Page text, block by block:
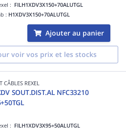
: FILH1XDV3X150+70ALUTGL
: H1XDV3X150+70ALUTGL
Ajouter au panier
voir vos prix et les stocks
CÂBLES REXEL
SOUT.DIST.AL NFC33210
: FILH1XDV3X95+50ALUTGL